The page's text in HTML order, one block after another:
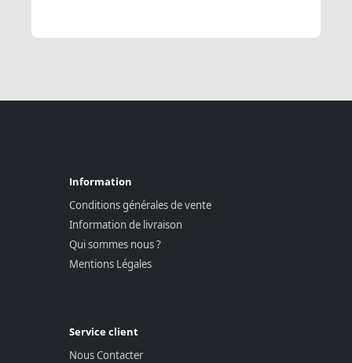
Information
Conditions générales de vente
Information de livraison
Qui sommes nous ?
Mentions Légales
Service client
Nous Contacter